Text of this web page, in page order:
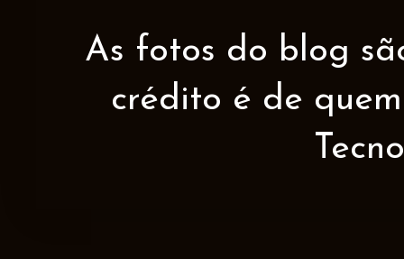
As fotos do blog
crédito é de